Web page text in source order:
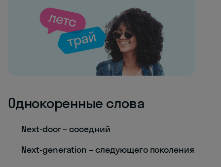
Однокоренные слова
Next-door – соседний
Next-generation – следующего поколения